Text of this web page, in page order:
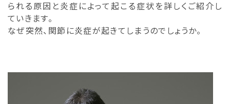
られる原因と炎症によって起こる症状を詳しくご紹介し
ていきます。
なぜ突然、関節に炎症が起きてしまうのでしょうか。